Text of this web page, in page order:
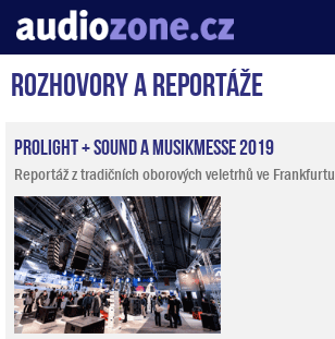
Server o digitálním zpracování zvuku
Rozhovory a reportáže
ProLight + Sound a Musikmesse 2019
Reportáž z tradičních oborových veletrhů ve Frankfurtu.